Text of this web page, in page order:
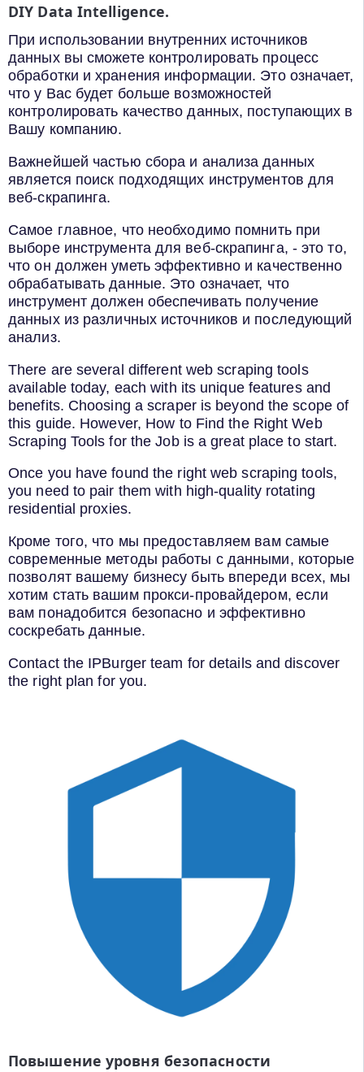
DIY Data Intelligence.
При использовании внутренних источников
данных вы сможете контролировать процесс
обработки и хранения информации. Это означает,
что у Вас будет больше возможностей
контролировать качество данных, поступающих в
Вашу компанию.
Важнейшей частью сбора и анализа данных
является поиск подходящих инструментов для
веб-скрапинга.
Самое главное, что необходимо помнить при
выборе инструмента для веб-скрапинга, - это то,
что он должен уметь эффективно и качественно
обрабатывать данные. Это означает, что
инструмент должен обеспечивать получение
данных из различных источников и последующий
анализ.
There are several different web scraping tools
available today, each with its unique features and
benefits. Choosing a scraper is beyond the scope of
this guide. However, How to Find the Right Web
Scraping Tools for the Job is a great place to start.
Once you have found the right web scraping tools,
you need to pair them with high-quality rotating
residential proxies.
Кроме того, что мы предоставляем вам самые
современные методы работы с данными, которые
позволят вашему бизнесу быть впереди всех, мы
хотим стать вашим прокси-провайдером, если
вам понадобится безопасно и эффективно
соскребать данные.
Contact the IPBurger team for details and discover
the right plan for you.
Повышение уровня безопасности